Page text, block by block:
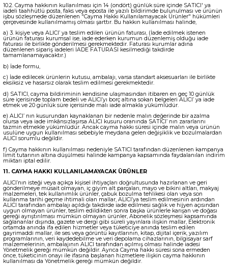
10.2. Cayma hakkının kullanılması için 14 (ondört) günlük süre içinde SATICI' ya
iadeli taahhütlü posta, faks veya eposta ile yazılı bildirimde bulunulması ve ürünün
işbu sözleşmede düzenlenen "Cayma Hakkı Kullanılamayacak Ürünler" hükümleri
çerçevesinde kullanılmamış olması şarttır. Bu hakkın kullanılması halinde,
a) 3. kişiye veya ALICI’ ya teslim edilen ürünün faturası, (İade edilmek istenen
ürünün faturası kurumsal ise, iade ederken kurumun düzenlemiş olduğu iade
faturası ile birlikte gönderilmesi gerekmektedir. Faturası kurumlar adına
düzenlenen sipariş iadeleri İADE FATURASI kesilmediği takdirde
tamamlanamayacaktır.)
b) İade formu,
c) İade edilecek ürünlerin kutusu, ambalajı, varsa standart aksesuarları ile birlikte
eksiksiz ve hasarsız olarak teslim edilmesi gerekmektedir.
d) SATICI, cayma bildiriminin kendisine ulaşmasından itibaren en geç 10 günlük
süre içerisinde toplam bedeli ve ALICI’yı borç altına sokan belgeleri ALICI’ ya iade
etmek ve 20 günlük süre içerisinde malı iade almakla yükümlüdür.
e) ALICI’ nın kusurundan kaynaklanan bir nedenle malın değerinde bir azalma
olursa veya iade imkânsızlaşırsa ALICI kusuru oranında SATICI’ nın zararlarını
tazmin etmekle yükümlüdür. Ancak cayma hakkı süresi içinde malın veya ürünün
usulüne uygun kullanılması sebebiyle meydana gelen değişiklik ve bozulmalardan
ALICI sorumlu değildir.
f) Cayma hakkının kullanılması nedeniyle SATICI tarafından düzenlenen kampanya
limit tutarının altına düşülmesi halinde kampanya kapsamında faydalanılan indirim
miktarı iptal edilir.
11. CAYMA HAKKI KULLANILAMAYACAK ÜRÜNLER
ALICI’nın isteği veya açıkça kişisel ihtiyaçları doğrultusunda hazırlanan ve geri
gönderilmeye müsait olmayan, iç giyim alt parçaları, mayo ve bikini altları, makyaj
malzemeleri, tek kullanımlık ürünler, çabuk bozulma tehlikesi olan veya son
kullanma tarihi geçme ihtimali olan mallar, ALICI’ya teslim edilmesinin ardından
ALICI tarafından ambalajı açıldığı takdirde iade edilmesi sağlık ve hijyen açısından
uygun olmayan ürünler, teslim edildikten sonra başka ürünlerle karışan ve doğası
gereği ayrıştırılması mümkün olmayan ürünler, Abonelik sözleşmesi kapsamında
sağlananlar dışında, gazete ve dergi gibi süreli yayınlara ilişkin mallar, Elektronik
ortamda anında ifa edilen hizmetler veya tüketiciye anında teslim edilen
gayrimaddi mallar, ile ses veya görüntü kayıtlarının, kitap, dijital içerik, yazılım
programlarının, veri kaydedebilme ve veri depolama cihazlarının, bilgisayar sarf
malzemelerinin, ambalajının ALICI tarafından açılmış olması halinde iadesi
Yönetmelik gereği mümkün değildir. Ayrıca Cayma hakkı süresi sona ermeden
önce, tüketicinin onayı ile ifasına başlanan hizmetlere ilişkin cayma hakkının
kullanılması da Yönetmelik gereği mümkün değildir.